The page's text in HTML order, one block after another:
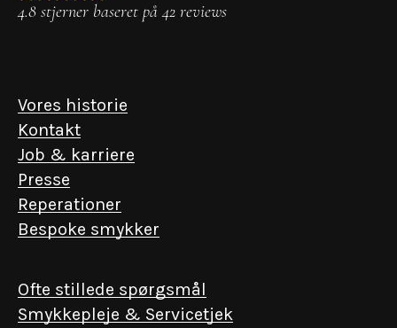
4.8 stjerner baseret på 42 reviews
Vores historie
Kontakt
Job & karriere
Presse
Reperationer
Bespoke smykker
Ofte stillede spørgsmål
Smykkepleje & Servicetjek